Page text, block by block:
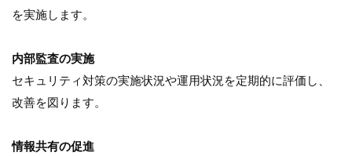
を実施します。
内部監査の実施
セキュリティ対策の実施状況や運用状況を定期的に評価し、
改善を図ります。
情報共有の促進